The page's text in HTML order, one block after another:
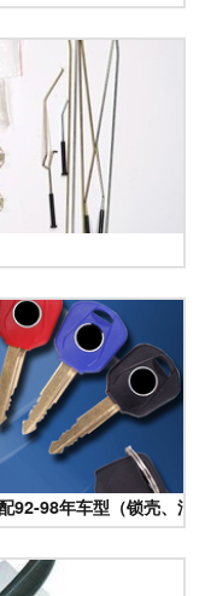
92-98年车型（锁壳、油